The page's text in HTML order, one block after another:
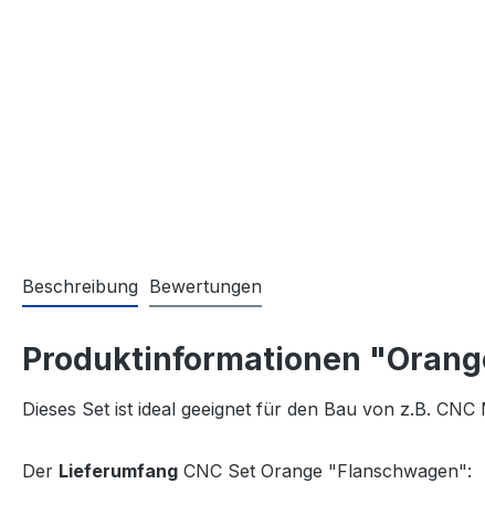
Beschreibung Bewertungen
Produktinformationen
Dieses Set ist ideal geeignet für den Bau von z.B.
Der Lieferumfang CNC Set Orange "Flanschwagen":